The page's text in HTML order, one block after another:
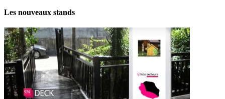
Les nouveaux stands